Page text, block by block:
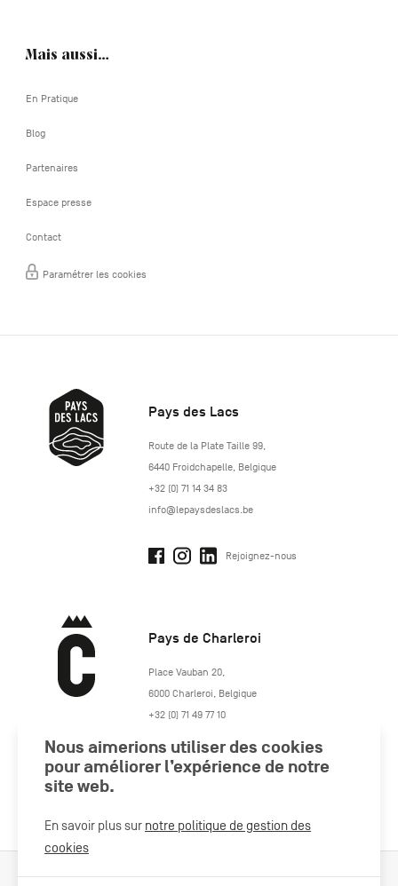
Mais aussi…
En Pratique
Blog
Partenaires
Espace presse
Contact
Paramétrer les cookies
Pays des Lacs
http://www.lepaysdeslacs.be/
Route de la Plate Taille 99,
6440 Froidchapelle, Belgique
+32 (0) 71 14 34 83
info@lepaysdeslacs.be
Rejoignez-nous
Pays de Charleroi
https://www.paysdecharleroi.be/
Place Vauban 20,
6000 Charleroi, Belgique
+32 (0) 71 49 77 10
Nous aimerions utiliser des cookies
pour améliorer l’expérience de notre
site web.
En savoir plus sur notre politique de gestion des
cookies